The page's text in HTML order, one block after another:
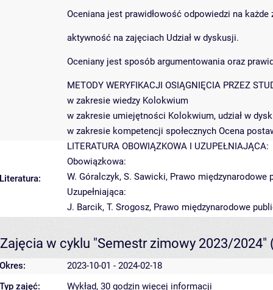
Oceniana jest prawidłowość odpowiedzi na każde
aktywność na zajęciach Udział w dyskusji.
Oceniany jest sposób argumentowania oraz
METODY WERYFIKACJI OSIĄGNIĘCIA PRZEZ
w zakresie wiedzy Kolokwium
w zakresie umiejętności Kolokwium, udział w
w zakresie kompetencji społecznych Ocena
Literatura:
LITERATURA OBOWIĄZKOWA I UZUPEŁNIAJĄCA:
Obowiązkowa:
W. Góralczyk, S. Sawicki, Prawo międzynarodowe
Uzupełniająca:
J. Barcik, T. Srogosz, Prawo międzynarodowe
Zajęcia w cyklu "Semestr zimowy 2023/2024"
Okres:
2023-10-01 - 2024-02-18
Typ zajęć:
Wykład, 30 godzin więcej informacji